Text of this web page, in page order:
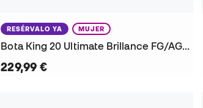
RESÉRVALO YA MUJER
Bota King 20 Ultimate Brillance FG/AG Mujer
229,99 €